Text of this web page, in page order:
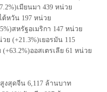
เมียนมา 439 หน่วย
ต้หวัน 197 หน่วย
สหรัฐอเมริกา 147 หน่วย
ย (+21.3%)เยอรมัน 115
ออสเตรเลีย 61 หน่วย
สุดจีน 6,117 ล้านบาท